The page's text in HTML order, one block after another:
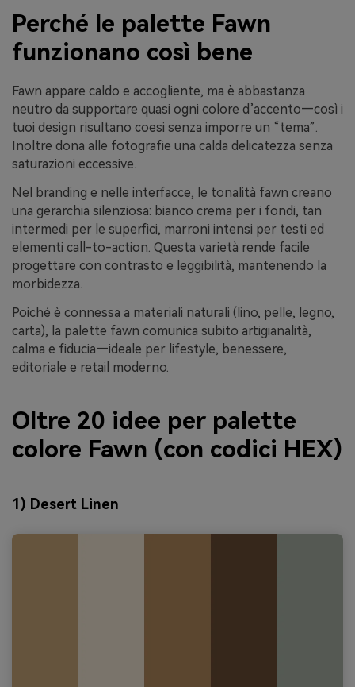
Perché le palette Fawn
funzionano così bene
Fawn appare caldo e accogliente, ma è abbastanza
neutro da supportare quasi ogni colore d’accento—così i
tuoi design risultano coesi senza imporre un “tema”.
Inoltre dona alle fotografie una calda delicatezza senza
saturazioni eccessive.
Nel branding e nelle interfacce, le tonalità fawn creano
una gerarchia silenziosa: bianco crema per i fondi, tan
intermedi per le superfici, marroni intensi per testi ed
elementi call-to-action. Questa varietà rende facile
progettare con contrasto e leggibilità, mantenendo la
morbidezza.
Poiché è connessa a materiali naturali (lino, pelle, legno,
carta), la palette fawn comunica subito artigianalità,
calma e fiducia—ideale per lifestyle, benessere,
editoriale e retail moderno.
Oltre 20 idee per palette
colore Fawn (con codici HEX)
1) Desert Linen